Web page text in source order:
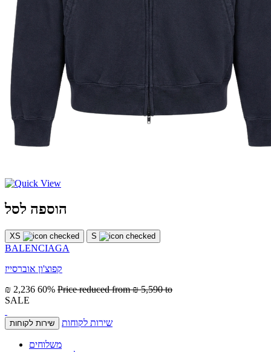
הוספה לסל
XS S
BALENCIAGA
קפוצ'ון אוברסייז
₪ 2,236 60% Price reduced from₪ 5,590 to
SALE
שירות לקוחות שירות לקוחות
משלוחים